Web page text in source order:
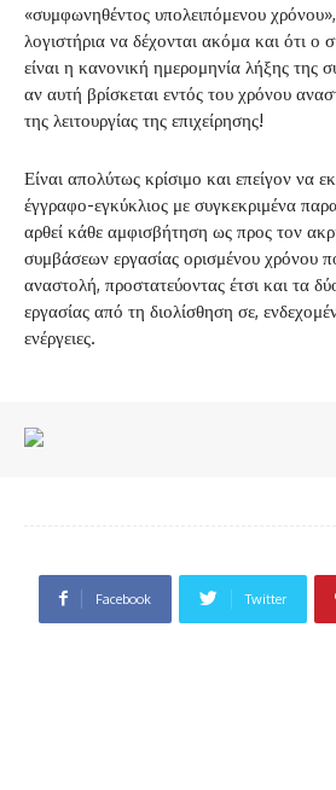
«συμφωνηθέντος υπολειπόμενου
λογιστήρια να δέχονται ακόμα και ότι ο
είναι η κανονική ημερομηνία λήξης της
αν αυτή βρίσκεται εντός του χρόνου
της λειτουργίας της επιχείρησης!
Είναι απολύτως κρίσιμο και επείγον να
έγγραφο-εγκύκλιος με συγκεκριμένα
αρθεί κάθε αμφισβήτηση ως προς τον
συμβάσεων εργασίας ορισμένου χρόνου
αναστολή, προστατεύοντας έτσι και τα
εργασίας από τη διολίσθηση σε,
ενέργειες.
Facebook Twitter